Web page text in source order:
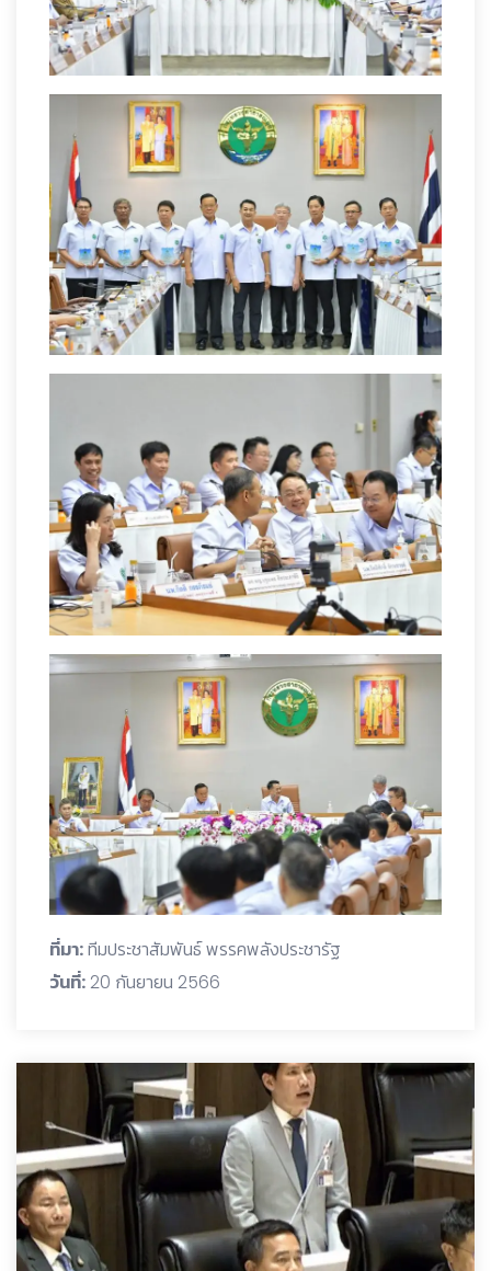
ที่มา:ทีมประชาสัมพันธ์ พรรคพลังประชารัฐ
วันที่: 20 กันยายน 2566